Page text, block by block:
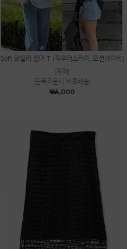
Soft 헤일리 썸머 T (파우더스카이, 오션네이비)
[제작]
[단독주문시 바로배송]
₩44,000